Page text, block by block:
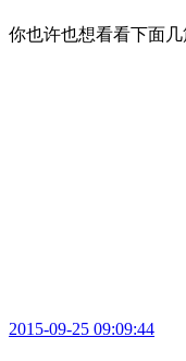
你也许也想看看下面几
2015-09-25 09:09:44